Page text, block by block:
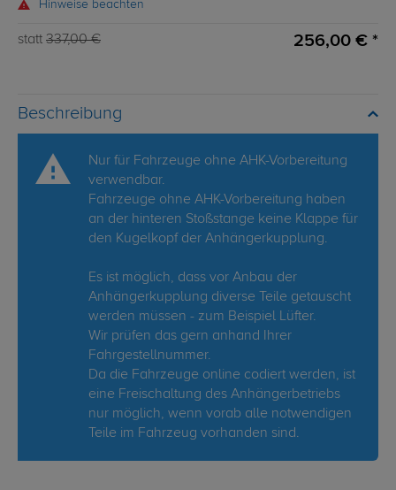
Hinweise beachten
statt 337,00 € 256,00 € *
Beschreibung
Nur für Fahrzeuge ohne AHK-Vorbereitung
verwendbar.
Fahrzeuge ohne AHK-Vorbereitung haben
an der hinteren Stoßstange keine Klappe für
den Kugelkopf der Anhängerkupplung.
Es ist möglich, dass vor Anbau der
Anhängerkupplung diverse Teile getauscht
werden müssen - zum Beispiel Lüfter.
Wir prüfen das gern anhand Ihrer
Fahrgestellnummer.
Da die Fahrzeuge online codiert werden, ist
eine Freischaltung des Anhängerbetriebs
nur möglich, wenn vorab alle notwendigen
Teile im Fahrzeug vorhanden sind.